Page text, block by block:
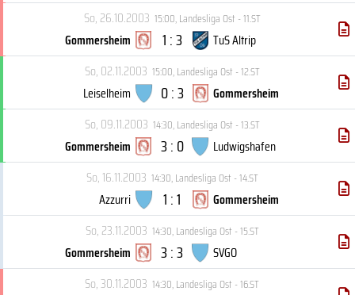
So, 26.10.2003 15:00,Landesliga Ost - 11.ST
Gommersheim 1 : 3
TuS Altrip
So, 02.11.2003 15:00,Landesliga Ost - 12.ST
Leiselheim 0 : 3
Gommersheim
So, 09.11.2003 14:30,Landesliga Ost - 13.ST
Gommersheim 3 : 0
Ludwigshafen
So, 16.11.2003 14:30,Landesliga Ost - 14.ST
Azzurri 1 : 1
Gommersheim
So, 23.11.2003 14:30,Landesliga Ost - 15.ST
Gommersheim 3 : 3
SVGO
So, 30.11.2003 14:30,Landesliga Ost - 16.ST